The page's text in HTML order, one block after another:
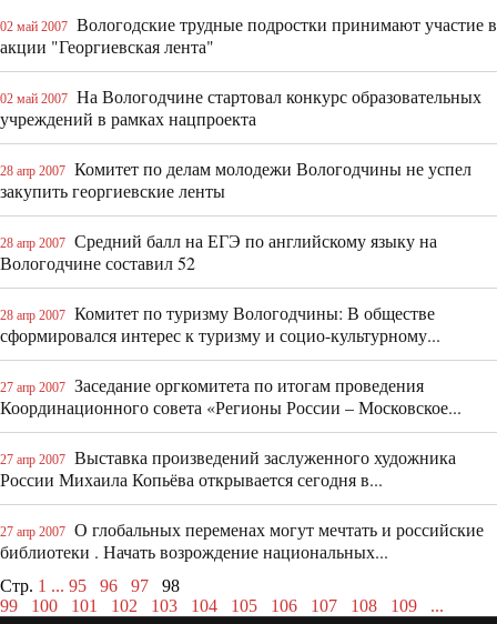
02 май 2007 Вологодские трудные подростки принимают участие в
акции "Георгиевская лента"
02 май 2007 На Вологодчине стартовал конкурс образовательных
учреждений в рамках нацпроекта
28 апр 2007 Комитет по делам молодежи Вологодчины не успел
закупить георгиевские ленты
28 апр 2007 Средний балл на ЕГЭ по английскому языку на
Вологодчине составил 52
28 апр 2007 Комитет по туризму Вологодчины: В обществе
сформировался интерес к туризму и социо-культурному...
27 апр 2007 Заседание оргкомитета по итогам проведения
Координационного совета «Регионы России – Московское...
27 апр 2007 Выставка произведений заслуженного художника
России Михаила Копьёва открывается сегодня в...
27 апр 2007 О глобальных переменах могут мечтать и российские
библиотеки . Начать возрождение национальных...
Стр. 1 ... 95 96 97 98
99
100 101 102 103 104 105 106 107 108 109 ...